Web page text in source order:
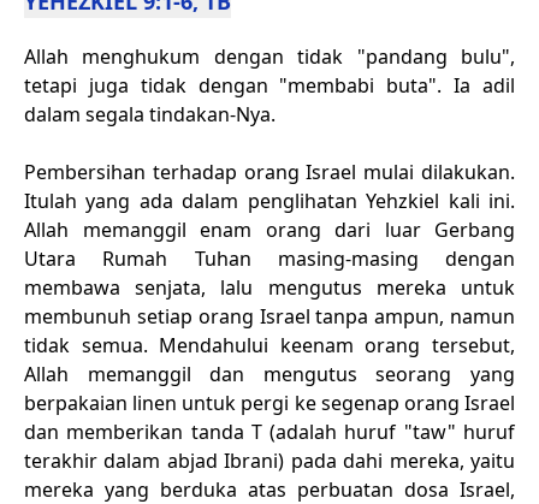
Allah menghukum dengan tidak "pandang bulu",
tetapi juga tidak dengan "membabi buta". Ia adil
dalam segala tindakan-Nya.
Pembersihan terhadap orang Israel mulai dilakukan.
Itulah yang ada dalam penglihatan Yehzkiel kali ini.
Allah memanggil enam orang dari luar Gerbang
Utara Rumah Tuhan masing-masing dengan
membawa senjata, lalu mengutus mereka untuk
membunuh setiap orang Israel tanpa ampun, namun
tidak semua. Mendahului keenam orang tersebut,
Allah memanggil dan mengutus seorang yang
berpakaian linen untuk pergi ke segenap orang Israel
dan memberikan tanda T (adalah huruf "taw" huruf
terakhir dalam abjad Ibrani) pada dahi mereka, yaitu
mereka yang berduka atas perbuatan dosa Israel,